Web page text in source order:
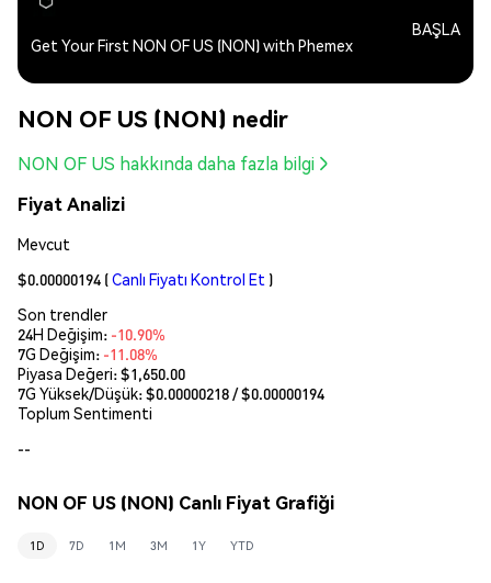
Get Your First NON OF US (NON) with Phemex
BAŞLA
NON OF US (NON) nedir
NON OF US hakkında daha fazla bilgi
Fiyat Analizi
Mevcut
$0.00000194 (Canlı Fiyatı Kontrol Et )
Son trendler
24H Değişim: -10.90%
7G Değişim: -11.08%
Piyasa Değeri:$1,650.00
7G Yüksek/Düşük: $0.00000218/ $0.00000194
Toplum Sentimenti
--
NON OF US (NON) Canlı Fiyat Grafiği
1D 7D 1M 3M 1Y YTD